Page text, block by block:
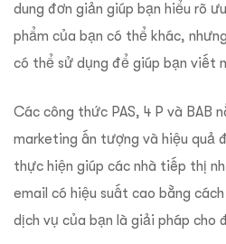
dung đơn giản giúp bạn hiểu rõ
phẩm của bạn có thể khác,
có thể sử dụng để giúp bạn viết
Các công thức PAS, 4 P và BAB
marketing ấn tượng và hiệu quả
thực hiện giúp các nhà tiếp thị
email có hiệu suất cao bằng
dịch vụ của bạn là giải pháp cho